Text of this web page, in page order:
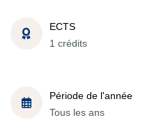
ECTS
1 crédits
Période de l'année
Tous les ans